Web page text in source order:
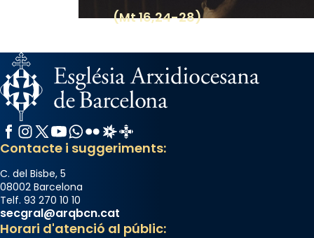
(Mt 16,24-28)
Facebook
Instagram
X / Twitter
YouTube
WhatsApp
FlickrRadio Estel
Catalunya Cristiana
Contacte i suggeriments:
C. del Bisbe, 5
08002 Barcelona
Telf. 93 270 10 10
secgral@arqbcn.cat
Horari d'atenció al públic: